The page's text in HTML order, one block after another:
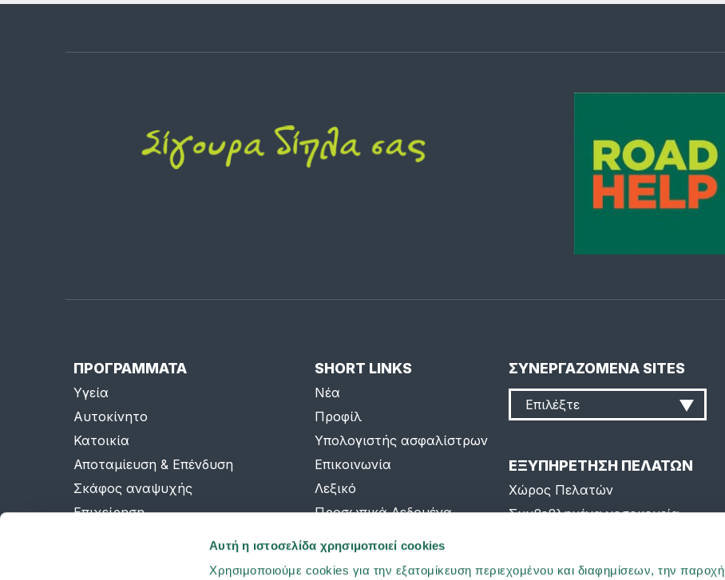
Αυτή η ιστοσελίδα χρησιμοποιεί cookies
Χρησιμοποιούμε cookies για την εξατομίκευση περιεχομένου και διαφημίσεων, την παροχή
ΠΡΟΓΡΑΜΜΑΤΑ
Υγεία
Αυτοκίνητο
Κατοικία
Αποταμίευση & Επένδυση
Σκάφος αναψυχής
Επιχείρηση
SHORT LINKS
Νέα
Προφίλ
Υπολογιστής ασφαλίστρων
Επικοινωνία
Λεξικό
Προσωπικά Δεδομένα
ΣΥΝΕΡΓΑΖΟΜΕΝΑ SITES
Επιλέξτε
ΕΞΥΠΗΡΕΤΗΣΗ ΠΕΛΑΤΩΝ
Χώρος Πελατών
Συμβεβλημένα νοσοκομεία